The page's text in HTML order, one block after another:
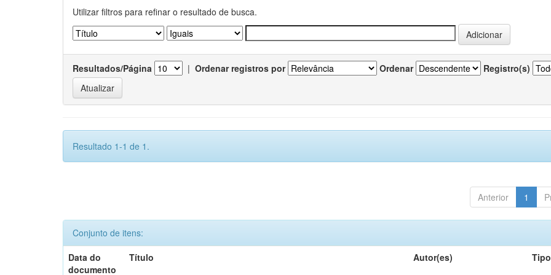
Utilizar filtros para refinar o resultado de busca.
Resultados/Página | Ordenar registros por Ordenar Registro(s)
Resultado 1-1 de 1.
Anterior 1
Conjunto de itens:
Data do
documento
Título Autor(es) Tipo